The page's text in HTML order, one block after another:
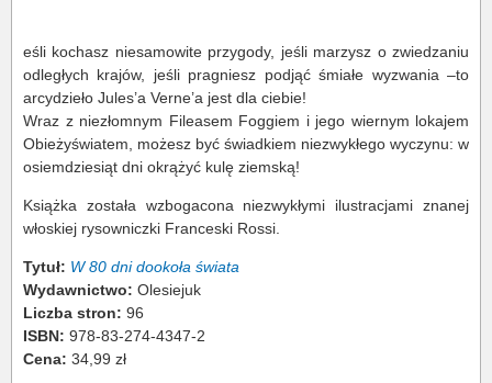
eśli kochasz niesamowite przygody, jeśli marzysz o zwiedzaniu
odległych krajów, jeśli pragniesz podjąć śmiałe wyzwania –to
arcydzieło Jules’a Verne’a jest dla ciebie!
Wraz z niezłomnym Fileasem Foggiem i jego wiernym lokajem
Obieżyświatem, możesz być świadkiem niezwykłego wyczynu: w
osiemdziesiąt dni okrążyć kulę ziemską!
Książka została wzbogacona niezwykłymi ilustracjami znanej
włoskiej rysowniczki Franceski Rossi.
Tytuł: W 80 dni dookoła świata
Wydawnictwo: Olesiejuk
Liczba stron: 96
ISBN: 978-83-274-4347-2
Cena: 34,99 zł